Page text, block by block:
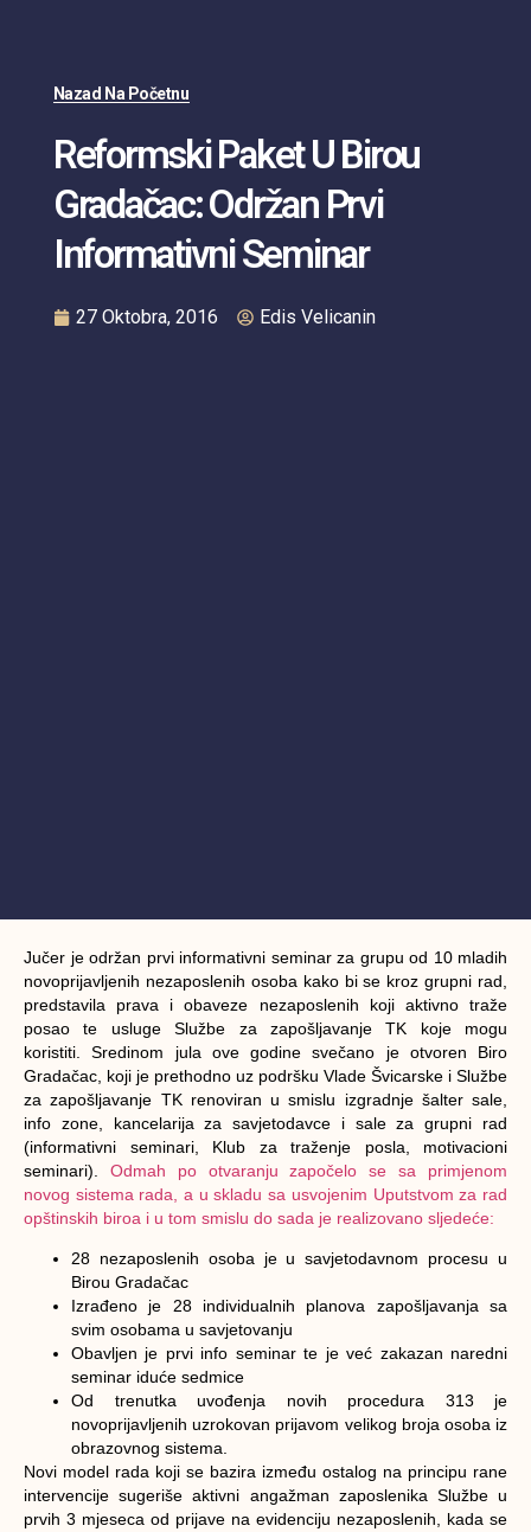
Nazad Na Početnu
Reformski Paket U Birou
Gradačac: Održan Prvi
Informativni Seminar
27 Oktobra, 2016 Edis Velicanin
Jučer je održan prvi informativni seminar za grupu od 10 mladih
novoprijavljenih nezaposlenih osoba kako bi se kroz grupni rad,
predstavila prava i obaveze nezaposlenih koji aktivno traže
posao te usluge Službe za zapošljavanje TK koje mogu
koristiti. Sredinom jula ove godine svečano je otvoren Biro
Gradačac, koji je prethodno uz podršku Vlade Švicarske i Službe
za zapošljavanje TK renoviran u smislu izgradnje šalter sale,
info zone, kancelarija za savjetodavce i sale za grupni rad
(informativni seminari, Klub za traženje posla, motivacioni
seminari). Odmah po otvaranju započelo se sa primjenom
novog sistema rada, a u skladu sa usvojenim Uputstvom za rad
opštinskih biroa i u tom smislu do sada je realizovano sljedeće:
28 nezaposlenih osoba je u savjetodavnom procesu u
Birou Gradačac
Izrađeno je 28 individualnih planova zapošljavanja sa
svim osobama u savjetovanju
Obavljen je prvi info seminar te je već zakazan naredni
seminar iduće sedmice
Od trenutka uvođenja novih procedura 313 je
novoprijavljenih uzrokovan prijavom velikog broja osoba iz
obrazovnog sistema.
Novi model rada koji se bazira između ostalog na principu rane
intervencije sugeriše aktivni angažman zaposlenika Službe u
prvih 3 mjeseca od prijave na evidenciju nezaposlenih, kada se